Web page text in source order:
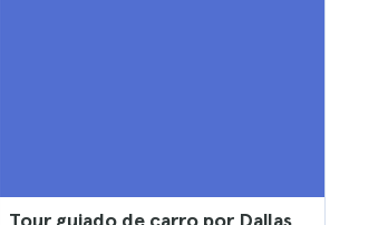
Tour guiado de carro por Dallas